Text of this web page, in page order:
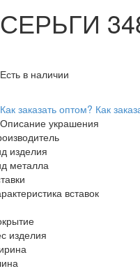
СЕРЬГИ
Есть в наличии
Как заказать оптом? Как
Описание украшения
изделия
металла
вставок
изделия